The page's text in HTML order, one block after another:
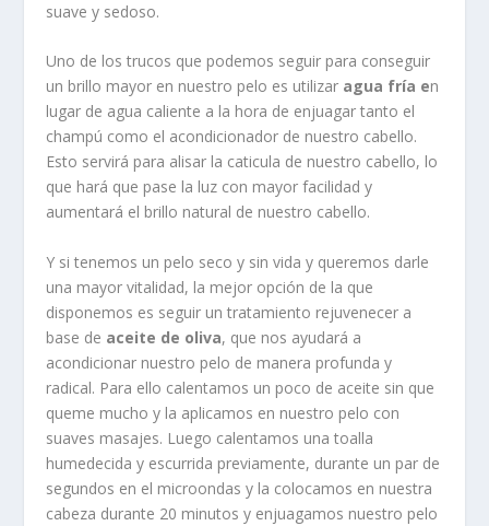
suave y sedoso.
Uno de los trucos que podemos seguir para conseguir
un brillo mayor en nuestro pelo es utilizar agua fría en
lugar de agua caliente a la hora de enjuagar tanto el
champú como el acondicionador de nuestro cabello.
Esto servirá para alisar la caticula de nuestro cabello, lo
que hará que pase la luz con mayor facilidad y
aumentará el brillo natural de nuestro cabello.
Y si tenemos un pelo seco y sin vida y queremos darle
una mayor vitalidad, la mejor opción de la que
disponemos es seguir un tratamiento rejuvenecer a
base de aceite de oliva, que nos ayudará a
acondicionar nuestro pelo de manera profunda y
radical. Para ello calentamos un poco de aceite sin que
queme mucho y la aplicamos en nuestro pelo con
suaves masajes. Luego calentamos una toalla
humedecida y escurrida previamente, durante un par de
segundos en el microondas y la colocamos en nuestra
cabeza durante 20 minutos y enjuagamos nuestro pelo